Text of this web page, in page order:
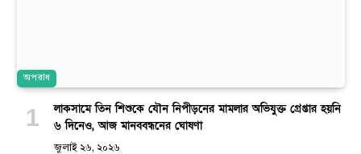
অপরাধ
লাকসামে তিন শিশুকে যৌন নিপীড়নের মামলার অভিযুক্ত গ্রেপ্তার হয়নি
৬ দিনেও, আজ মানববন্ধনের ঘোষণা
জুলাই ২৬, ২০২৬